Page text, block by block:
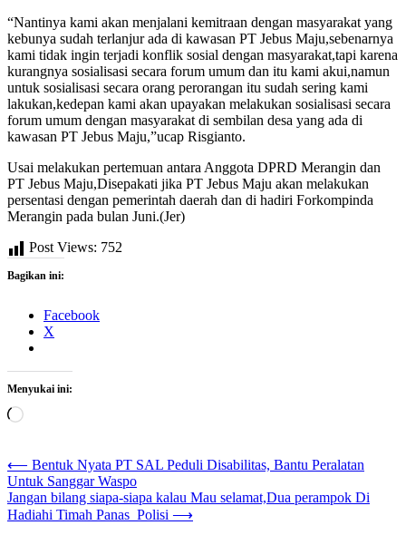
“Nantinya kami akan menjalani kemitraan dengan masyarakat yang
kebunya sudah terlanjur ada di kawasan PT Jebus Maju,sebenarnya
kami tidak ingin terjadi konflik sosial dengan masyarakat,tapi karena
kurangnya sosialisasi secara forum umum dan itu kami akui,namun
untuk sosialisasi secara orang perorangan itu sudah sering kami
lakukan,kedepan kami akan upayakan melakukan sosialisasi secara
forum umum dengan masyarakat di sembilan desa yang ada di
kawasan PT Jebus Maju,”ucap Risgianto.
Usai melakukan pertemuan antara Anggota DPRD Merangin dan
PT Jebus Maju,Disepakati jika PT Jebus Maju akan melakukan
persentasi dengan pemerintah daerah dan di hadiri Forkompinda
Merangin pada bulan Juni.(Jer)
Post Views: 752
Bagikan ini:
Facebook
X
Menyukai ini:
Memuat...
Navigasi
pos
⟵ Bentuk Nyata PT SAL Peduli Disabilitas, Bantu Peralatan
Untuk Sanggar Waspo
Jangan bilang siapa-siapa kalau Mau selamat,Dua perampok Di
Hadiahi Timah Panas Polisi ⟶